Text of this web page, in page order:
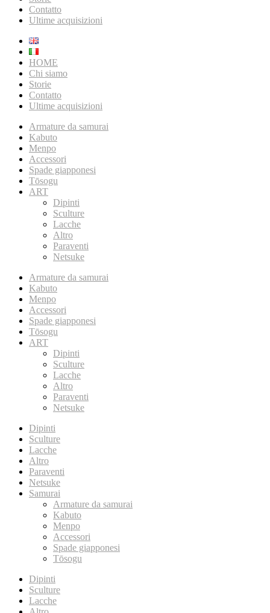
Contatto
Ultime acquisizioni
HOME
Chi siamo
Storie
Contatto
Ultime acquisizioni
Armature da samurai
Kabuto
Menpo
Accessori
Spade giapponesi
Tōsogu
ART
Dipinti
Sculture
Lacche
Altro
Paraventi
Netsuke
Armature da samurai
Kabuto
Menpo
Accessori
Spade giapponesi
Tōsogu
ART
Dipinti
Sculture
Lacche
Altro
Paraventi
Netsuke
Dipinti
Sculture
Lacche
Altro
Paraventi
Netsuke
Samurai
Armature da samurai
Kabuto
Menpo
Accessori
Spade giapponesi
Tōsogu
Dipinti
Sculture
Lacche